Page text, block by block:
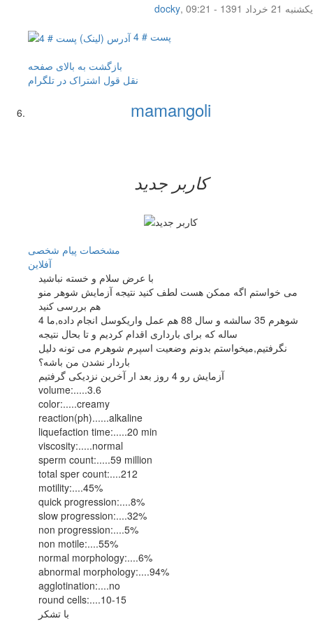
docky,
یکشنبه 21 خرداد 1391 - 09:21
پست # 4
بازگشت به بالای صفحه
نقل قول اشتراک در تلگرام
mamangoli
کاربر جدید
مشخصات پیام شخصی
آفلاين
با عرض سلام و خسته نباشید
می خواستم اگه ممکن هست لطف کنید نتیجه آزمایش شوهر منو
هم بررسی کنید
شوهرم 35 سالشه و سال 88 هم عمل واریکوسل انجام داده,ما 4
ساله که برای بارداری اقدام کردیم و تا بحال نتیجه
نگرفتیم,میخواستم بدونم وضعیت اسپرم شوهرم می تونه دلیل
باردار نشدن من باشه؟
آزمایش رو 4 روز بعد ار آخرین نزدیکی گرفتیم
volume:.....3.6
color:.....creamy
reaction(ph)......alkaline
liquefaction time:.....20 min
viscosity:.....normal
sperm count:.....59 million
total sper count:....212
motility:....45%
quick progression:....8%
slow progression:....32%
non progression:....5%
non motile:....55%
normal morphology:....6%
abnormal morphology:....94%
agglotination:....no
round cells:....10-15
با تشکر